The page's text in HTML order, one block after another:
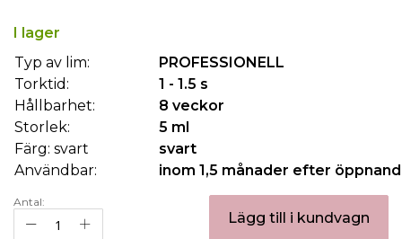
av
bildgalleriet
I lager
Typ av lim:
PROFESSIONELL
Torktid:
1 - 1.5 s
Hållbarhet:
8 veckor
Storlek:
5 ml
Färg: svart
svart
Användbar:
inom 1,5 månader efter
Antal:
Lägg till i kundvagn